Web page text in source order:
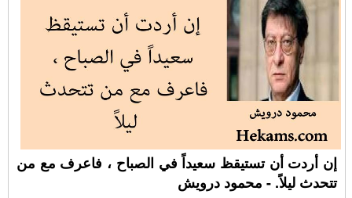
إن أردت أن تستيقظ سعيداً في الصباح ، فاعرف مع من
تتحدث ليلاً. - محمود درويش